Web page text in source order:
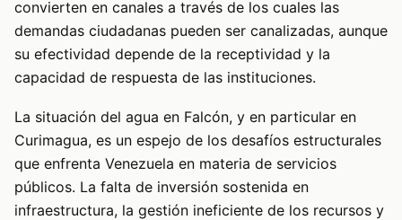
convierten en canales a través de los cuales las
demandas ciudadanas pueden ser canalizadas, aunque
su efectividad depende de la receptividad y la
capacidad de respuesta de las instituciones.
La situación del agua en Falcón, y en particular en
Curimagua, es un espejo de los desafíos estructurales
que enfrenta Venezuela en materia de servicios
públicos. La falta de inversión sostenida en
infraestructura, la gestión ineficiente de los recursos y